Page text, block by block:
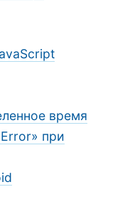
время
при